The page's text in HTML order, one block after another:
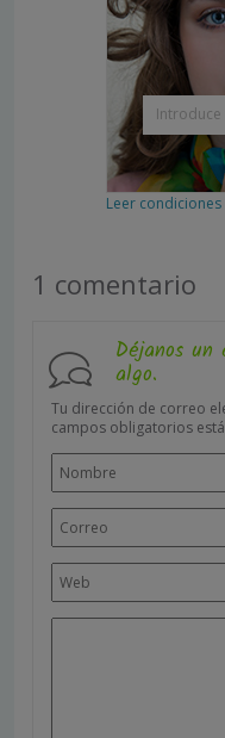
Leer condiciones
1 comentario
Déjanos
algo.
Tu dirección de correo
campos obligatorios